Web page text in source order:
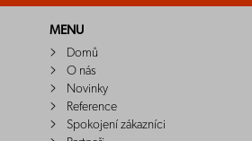
MENU
Domů
O nás
Novinky
Reference
Spokojení zákazníci